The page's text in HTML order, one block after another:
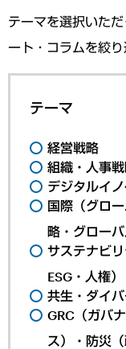
テーマを選択いた
ート・コラムを絞り
テーマ
経営戦略
組織・人事
デジタルイ
国際（グロ
略・グローバ
サステナビ
ESG・人権）
共生・ダイ
GRC（ガバ
ス）・防災（